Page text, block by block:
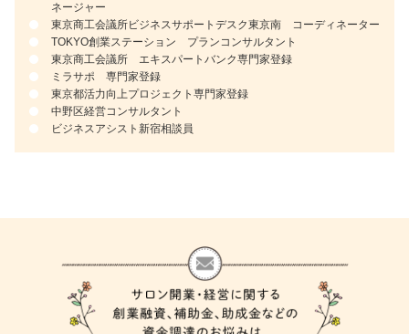
ネージャー
東京商工会議所ビジネスサポートデスク東京南 コーディネーター
TOKYO創業ステーション プランコンサルタント
東京商工会議所 エキスパートバンク専門家登録
ミラサポ 専門家登録
東京都活力向上プロジェクト専門家登録
中野区経営コンサルタント
ビジネスアシスト新宿相談員